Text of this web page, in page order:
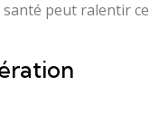
peut ralentir ce